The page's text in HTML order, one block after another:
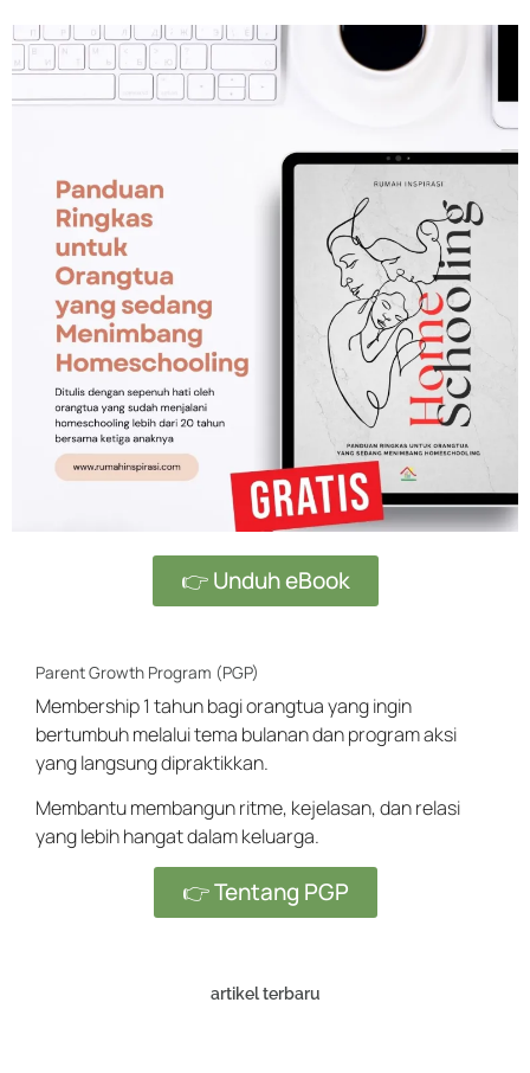
👉 Unduh eBook
Parent Growth Program (PGP)
Membership 1 tahun bagi orangtua yang ingin
bertumbuh melalui tema bulanan dan program aksi
yang langsung dipraktikkan.
Membantu membangun ritme, kejelasan, dan relasi
yang lebih hangat dalam keluarga.
👉 Tentang PGP
artikel terbaru